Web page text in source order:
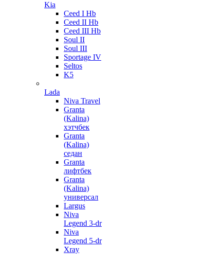
Kia
Ceed I Hb
Ceed II Hb
Ceed III Hb
Soul II
Soul III
Sportage IV
Seltos
K5
Lada
Niva Travel
Granta
(Kalina)
хэтчбек
Granta
(Kalina)
седан
Granta
лифтбек
Granta
(Kalina)
универсал
Largus
Niva
Legend 3-dr
Niva
Legend 5-dr
Xray